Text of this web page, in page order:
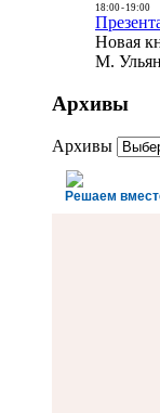
18:00- 19:00
Новая
М.
Архивы
Архивы
Решаем